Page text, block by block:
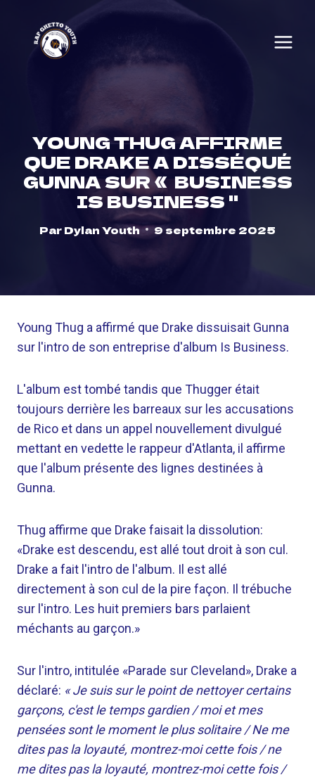
content
YOUNG THUG AFFIRME
QUE DRAKE A DISSÉQUÉ
GUNNA SUR « BUSINESS
IS BUSINESS ''
ParDylan Youth 9 septembre 2025
Young Thug a affirmé que Drake dissuisait Gunna
sur l'intro de son entreprise d'album Is Business.
L'album est tombé tandis que Thugger était
toujours derrière les barreaux sur les accusations
de Rico et dans un appel nouvellement divulgué
mettant en vedette le rappeur d'Atlanta, il affirme
que l'album présente des lignes destinées à
Gunna.
Thug affirme que Drake faisait la dissolution:
«Drake est descendu, est allé tout droit à son cul.
Drake a fait l'intro de l'album. Il est allé
directement à son cul de la pire façon. Il trébuche
sur l'intro. Les huit premiers bars parlaient
méchants au garçon.»
Sur l'intro, intitulée «Parade sur Cleveland», Drake a
déclaré: « Je suis sur le point de nettoyer certains
garçons, c'est le temps gardien / moi et mes
pensées sont le moment le plus solitaire / Ne me
dites pas la loyauté, montrez-moi cette fois / ne
me dites pas la loyauté, montrez-moi cette fois /